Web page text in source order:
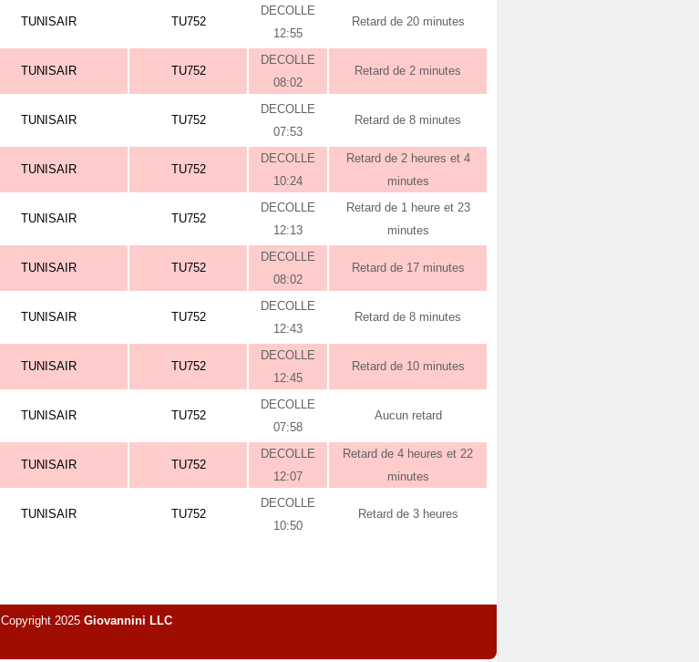
TUNISAIR TU752
DECOLLE
12:55
Retard de 20 minutes
TUNISAIR TU752
DECOLLE
08:02
Retard de 2 minutes
TUNISAIR TU752
DECOLLE
07:53
Retard de 8 minutes
TUNISAIR TU752
DECOLLE
10:24
Retard de 2 heures et 4
minutes
TUNISAIR TU752
DECOLLE
12:13
Retard de 1 heure et 23
minutes
TUNISAIR TU752
DECOLLE
08:02
Retard de 17 minutes
TUNISAIR TU752
DECOLLE
12:43
Retard de 8 minutes
TUNISAIR TU752
DECOLLE
12:45
Retard de 10 minutes
TUNISAIR TU752
DECOLLE
07:58
Aucun retard
TUNISAIR TU752
DECOLLE
12:07
Retard de 4 heures et 22
minutes
TUNISAIR TU752
DECOLLE
10:50
Retard de 3 heures
Copyright 2025 Giovannini LLC